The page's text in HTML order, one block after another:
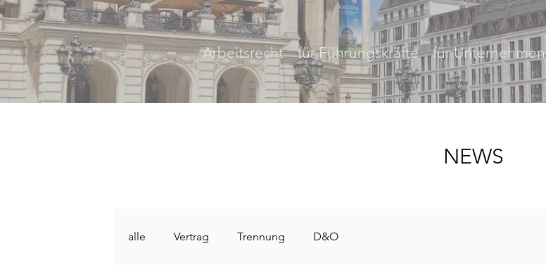
Arbeitsrecht für Führungskräfte für Unternehmen
NEWS
alle Vertrag Trennung D&O